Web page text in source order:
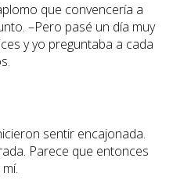
que convencería a
–Pero pasé un día muy
y yo preguntaba a cada
sentir encajonada.
Parece que entonces